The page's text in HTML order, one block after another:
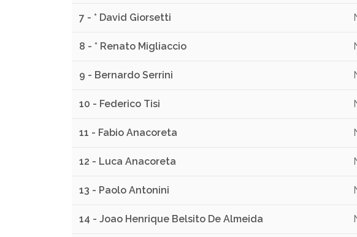
7 - * David Giorsetti
8 - * Renato Migliaccio
9 - Bernardo Serrini
10 - Federico Tisi
11 - Fabio Anacoreta
12 - Luca Anacoreta
13 - Paolo Antonini
14 - Joao Henrique Belsito De Almeida